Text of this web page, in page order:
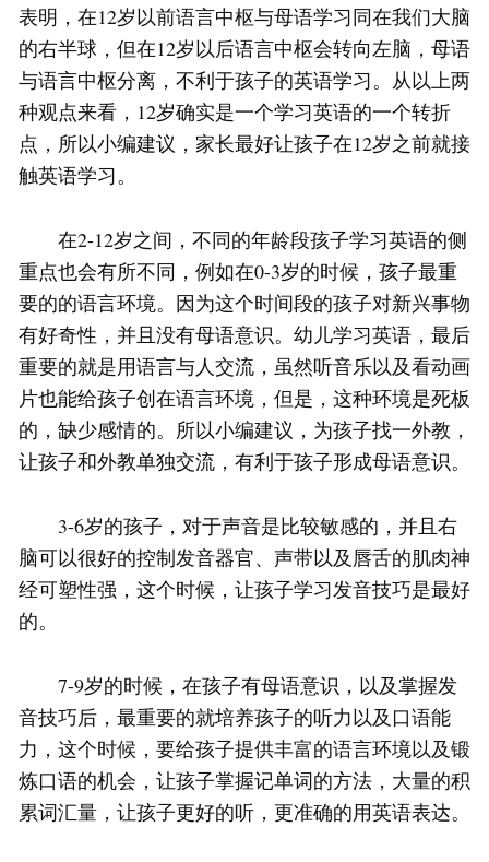
表明，在12岁以前语言中枢与母语学习同在我们大脑
的右半球，但在12岁以后语言中枢会转向左脑，母语
与语言中枢分离，不利于孩子的英语学习。从以上两
种观点来看，12岁确实是一个学习英语的一个转折
点，所以小编建议，家长最好让孩子在12岁之前就接
触英语学习。
在2-12岁之间，不同的年龄段孩子学习英语的侧
重点也会有所不同，例如在0-3岁的时候，孩子最重
要的的语言环境。因为这个时间段的孩子对新兴事物
有好奇性，并且没有母语意识。幼儿学习英语，最后
重要的就是用语言与人交流，虽然听音乐以及看动画
片也能给孩子创在语言环境，但是，这种环境是死板
的，缺少感情的。所以小编建议，为孩子找一外教，
让孩子和外教单独交流，有利于孩子形成母语意识。
3-6岁的孩子，对于声音是比较敏感的，并且右
脑可以很好的控制发音器官、声带以及唇舌的肌肉神
经可塑性强，这个时候，让孩子学习发音技巧是最好
的。
7-9岁的时候，在孩子有母语意识，以及掌握发
音技巧后，最重要的就培养孩子的听力以及口语能
力，这个时候，要给孩子提供丰富的语言环境以及锻
炼口语的机会，让孩子掌握记单词的方法，大量的积
累词汇量，让孩子更好的听，更准确的用英语表达。